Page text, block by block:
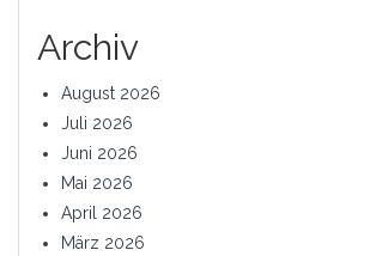
Archiv
August 2026
Juli 2026
Juni 2026
Mai 2026
April 2026
März 2026